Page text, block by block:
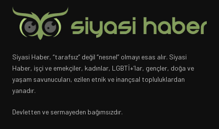
Siyasi Haber, “tarafsız” değil “nesnel” olmayı esas alır. Siyasi
Haber, işçi ve emekçiler, kadınlar, LGBTİ+’lar, gençler, doğa ve
yaşam savunucuları, ezilen etnik ve inançsal topluluklardan
yanadır.
Devletten ve sermayeden bağımsızdır.